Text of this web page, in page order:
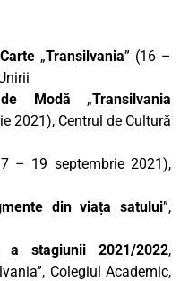
„Transilvania” (16 –
de Modă „Transilvania
2021), Centrul de Cultură
– 19 septembrie 2021),
din viața satului”,
a stagiunii 2021/2022,
Colegiul Academic,